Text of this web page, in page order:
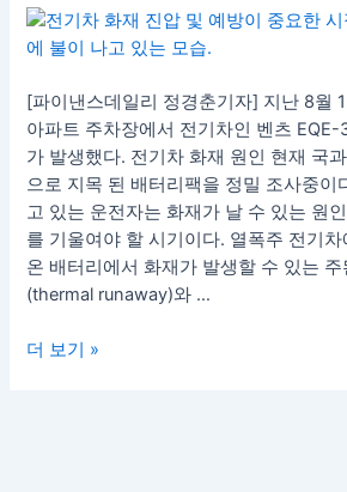
[파이낸스데일리 정경춘기자] 지난 8월
아파트 주차장에서 전기차인 벤츠
가 발생했다. 전기차 화재 원인 현재 국
으로 지목 된 배터리팩을 정밀 조사중이
고 있는 운전자는 화재가 날 수 있는 원
를 기울여야 할 시기이다. 열폭주 전기
온 배터리에서 화재가 발생할 수 있는
(thermal runaway)와 …
압
및
방…
배
터
리
이
상
감
지
가
더 보기 »